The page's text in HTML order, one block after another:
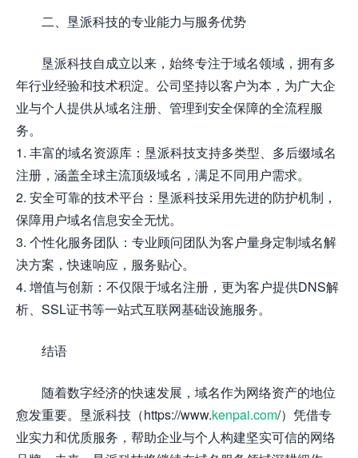
二、垦派科技的专业能力与服务优势
垦派科技自成立以来，始终专注于域名领域，拥有多
年行业经验和技术积淀。公司坚持以客户为本，为广大企
业与个人提供从域名注册、管理到安全保障的全流程服
务。
1. 丰富的域名资源库：垦派科技支持多类型、多后缀域名
注册，涵盖全球主流顶级域名，满足不同用户需求。
2. 安全可靠的技术平台：垦派科技采用先进的防护机制，
保障用户域名信息安全无忧。
3. 个性化服务团队：专业顾问团队为客户量身定制域名解
决方案，快速响应，服务贴心。
4. 增值与创新：不仅限于域名注册，更为客户提供DNS解
析、SSL证书等一站式互联网基础设施服务。
结语
随着数字经济的快速发展，域名作为网络资产的地位
愈发重要。垦派科技（https://www.kenpai.com/）凭借专
业实力和优质服务，帮助企业与个人构建坚实可信的网络